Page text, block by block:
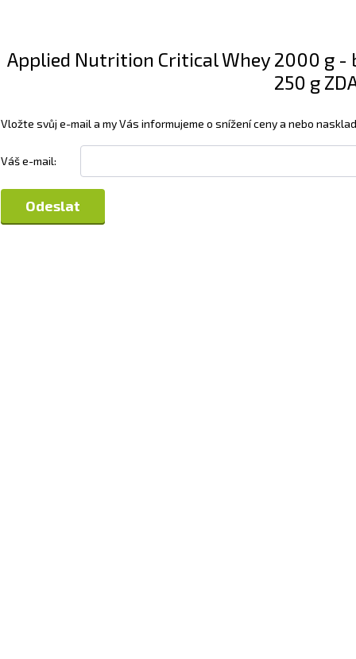
Applied Nutrition Critical Whey 2000 g -
250 g
Vložte svůj e-mail a my Vás informujeme o snížení ceny a nebo
Váš e-mail: